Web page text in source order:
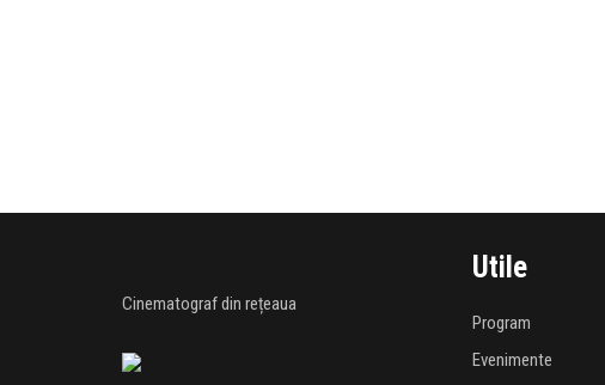
Cinematograf din rețeaua
Utile
Program
Evenimente